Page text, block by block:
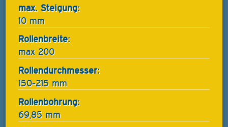
max. Steigung:
10 mm
Rollenbreite:
max 200
Rollendurchmesser:
150-215 mm
Rollenbohrung:
69,85 mm